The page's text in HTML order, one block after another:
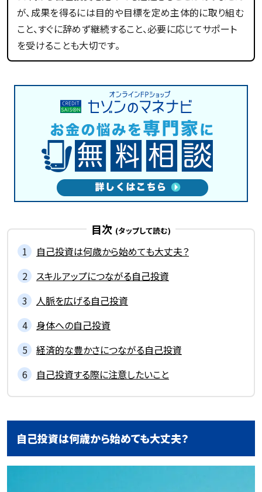
が、成果を得るには目的や目標を定め主体的に取り組む
こと、すぐに辞めず継続すること、必要に応じてサポート
を受けることも大切です。
目次
自己投資は何歳から始めても大丈夫？
スキルアップにつながる自己投資
人脈を広げる自己投資
身体への自己投資
経済的な豊かさにつながる自己投資
自己投資する際に注意したいこと
自己投資は何歳から始めても大丈夫？